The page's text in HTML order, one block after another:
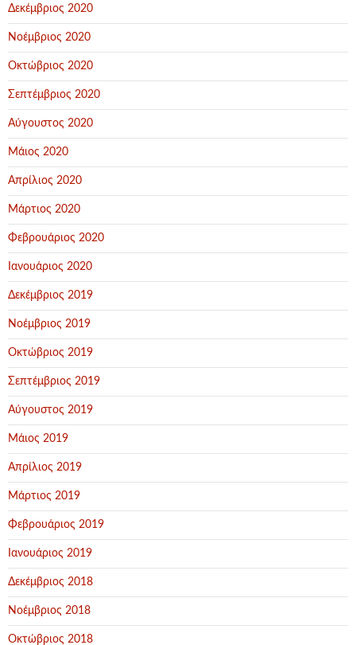
Δεκέμβριος 2020
Νοέμβριος 2020
Οκτώβριος 2020
Σεπτέμβριος 2020
Αύγουστος 2020
Μάιος 2020
Απρίλιος 2020
Μάρτιος 2020
Φεβρουάριος 2020
Ιανουάριος 2020
Δεκέμβριος 2019
Νοέμβριος 2019
Οκτώβριος 2019
Σεπτέμβριος 2019
Αύγουστος 2019
Μάιος 2019
Απρίλιος 2019
Μάρτιος 2019
Φεβρουάριος 2019
Ιανουάριος 2019
Δεκέμβριος 2018
Νοέμβριος 2018
Οκτώβριος 2018